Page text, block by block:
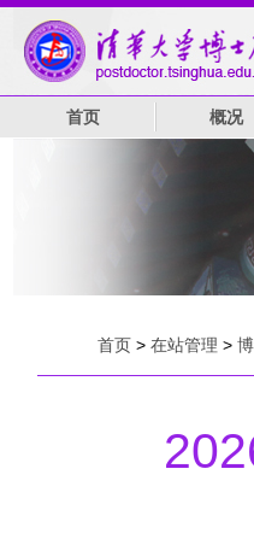
首页 概况
首页> 在站管理 >